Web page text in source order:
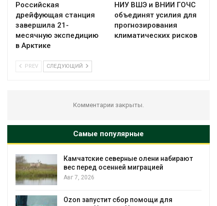
Российская
дрейфующая станция
завершила 21-
месячную экспедицию
в Арктике
НИУ ВШЭ и ВНИИ ГОЧС
объединят усилия для
прогнозирования
климатических рисков
PREV СЛЕДУЮЩИЙ
Комментарии закрыты.
Самые популярные
набирают
для
Тайфун, засуха и пожары:
несколько регионов